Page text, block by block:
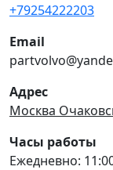
+79254222203
Email
Адрес
Москва
Часы работы
Ежедневно: